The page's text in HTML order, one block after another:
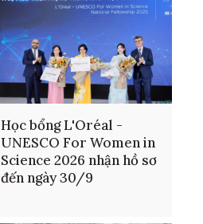
Học bổng L'Oréal -
UNESCO For Women in
Science 2026 nhận hồ sơ
đến ngày 30/9